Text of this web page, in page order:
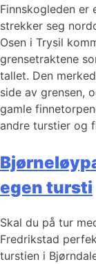
Finnskogleden er
strekker seg
Osen i Trysil
grensetraktene
tallet. Den
side av grensen,
gamle
andre turstier og
egen tursti
Skal du på tur
Fredrikstad
turstien i